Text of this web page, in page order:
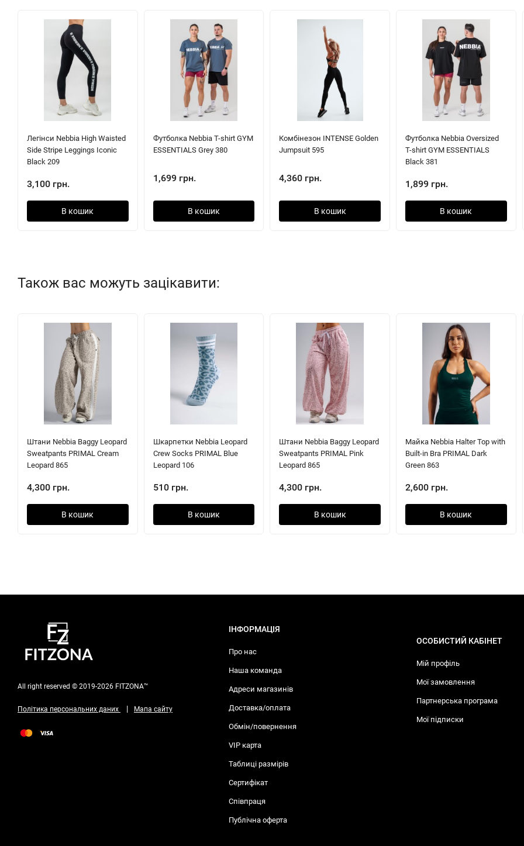
Легінси Nebbia High Waisted
Side Stripe Leggings Iconic
Black 209
3,100 грн.
В кошик
Футболка Nebbia T-shirt GYM
ESSENTIALS Grey 380
1,699 грн.
В кошик
Комбінезон INTENSE Golden
Jumpsuit 595
4,360 грн.
В кошик
Футболка Nebbia Oversized
T-shirt GYM ESSENTIALS
Black 381
1,899 грн.
В кошик
Також вас можуть зацікавити:
Штани Nebbia Baggy Leopard
Sweatpants PRIMAL Cream
Leopard 865
4,300 грн.
В кошик
Шкарпетки Nebbia Leopard
Crew Socks PRIMAL Blue
Leopard 106
510 грн.
В кошик
Штани Nebbia Baggy Leopard
Sweatpants PRIMAL Pink
Leopard 865
4,300 грн.
В кошик
Майка Nebbia Halter Top with
Built-in Bra PRIMAL Dark
Green 863
2,600 грн.
В кошик
All right reserved © 2019-2026 FITZONA™
Політика персональних даних | Мапа сайту
ІНФОРМАЦІЯ
Про нас
Наша команда
Адреси магазинів
Доставка/оплата
Обмін/повернення
VIP карта
Таблиці размiрів
Сертифікат
Співпраця
Публічна оферта
ОСОБИСТИЙ КАБІНЕТ
Мій профіль
Мої замовлення
Партнерська програма
Мої підписки